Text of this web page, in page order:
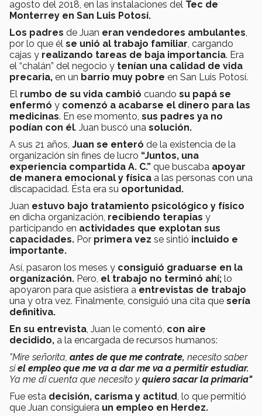
agosto del 2018, en las instalaciones del Tec de
Monterrey en San Luis Potosí.
Los padres de Juan eran vendedores ambulantes
por lo que él se unió al trabajo familiar , cargando
cajas y realizando tareas de baja importancia. Era
el “chalán” del negocio y tenían una calidad de vida
precaria, en un barrio muy pobre en San Luis Potosí.
El rumbo de su vida cambió cuando su papá se
enfermó y comenzó a acabarse el dinero para las
medicinas. En ese momento, sus padres ya no
podían con él. Juan buscó una solución.
A sus 21 años, Juan se enteró de la existencia de la
organización sin fines de lucro “Juntos, una
experiencia compartida A. C.” que buscaba apoyar
de manera emocional y física a las personas con una
discapacidad. Ésta era su oportunidad.
Juan estuvo bajo tratamiento psicológico y físico
en dicha organización, recibiendo terapias y
participando en actividades que explotan sus
capacidades. Por primera vez se sintió incluido e
importante.
Así, pasaron los meses y consiguió graduarse en la
organización. Pero, el trabajo no terminó ahí; lo
apoyaron para que asistiera a entrevistas de trabajo
una y otra vez. Finalmente, consiguió una cita que sería
definitiva.
En su entrevista , Juan le comentó, con aire
decidido, a la encargada de recursos humanos:
"Mire señorita, antes de que me contrate, necesito saber
siel empleo que me va a dar me va a permitir estudiar.
Ya me di cuenta que necesito y quiero sacar la primaria"
Fue esta decisión, carisma y actitud , lo que permitió
que Juan consiguiera un empleo en Herdez.